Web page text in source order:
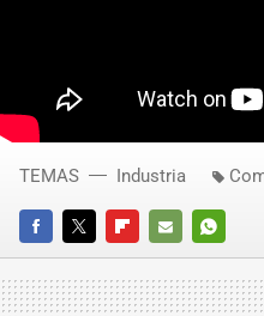
FACEBOOKTWITTERFLIPBOARD
E-
MAIL
TEMAS Industria